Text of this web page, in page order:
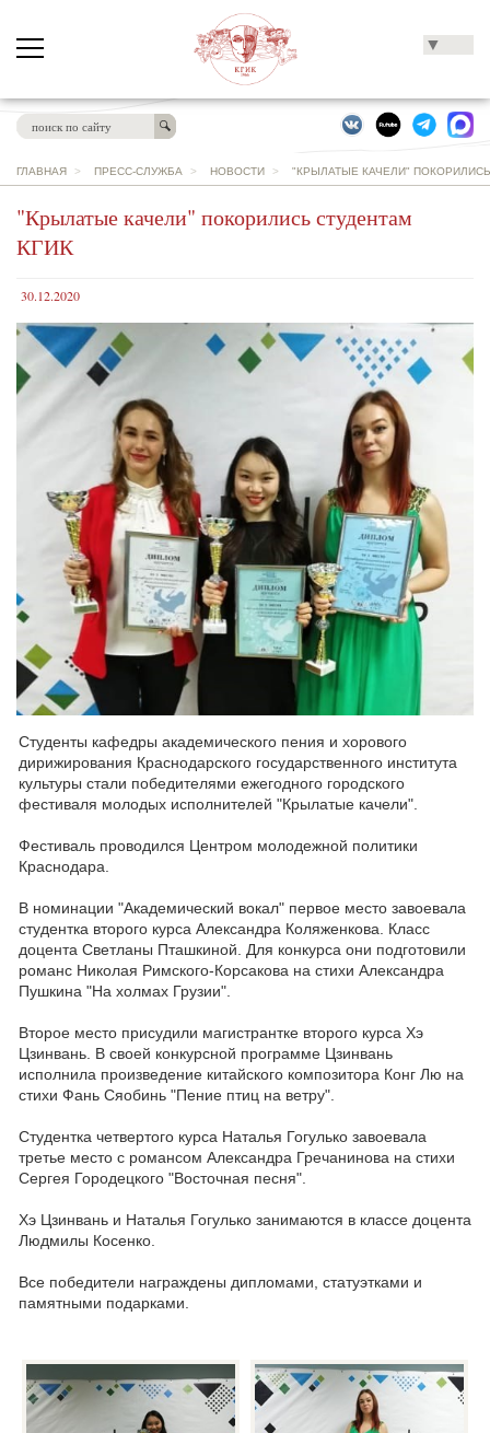
▼
ГЛАВНАЯ > ПРЕСС-СЛУЖБА > НОВОСТИ > "КРЫЛАТЫЕ КАЧЕЛИ"
"Крылатые качели" покорились студентам
КГИК
30.12.2020
Студенты кафедры академического пения и хорового
дирижирования Краснодарского государственного института
культуры стали победителями ежегодного городского
фестиваля молодых исполнителей "Крылатые качели".
Фестиваль проводился Центром молодежной политики
Краснодара.
В номинации "Академический вокал" первое место завоевала
студентка второго курса Александра Коляженкова. Класс
доцента Светланы Пташкиной. Для конкурса они подготовили
романс Николая Римского-Корсакова на стихи Александра
Пушкина "На холмах Грузии".
Второе место присудили магистрантке второго курса Хэ
Цзинвань. В своей конкурсной программе Цзинвань
исполнила произведение китайского композитора Конг Лю на
стихи Фань Сяобинь "Пение птиц на ветру".
Студентка четвертого курса Наталья Гогулько завоевала
третье место с романсом Александра Гречанинова на стихи
Сергея Городецкого "Восточная песня".
Хэ Цзинвань и Наталья Гогулько занимаются в классе доцента
Людмилы Косенко.
Все победители награждены дипломами, статуэтками и
памятными подарками.